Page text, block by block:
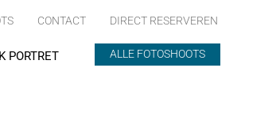
CONTACT DIRECT RESERVEREN
PORTRET ALLE FOTOSHOOTS